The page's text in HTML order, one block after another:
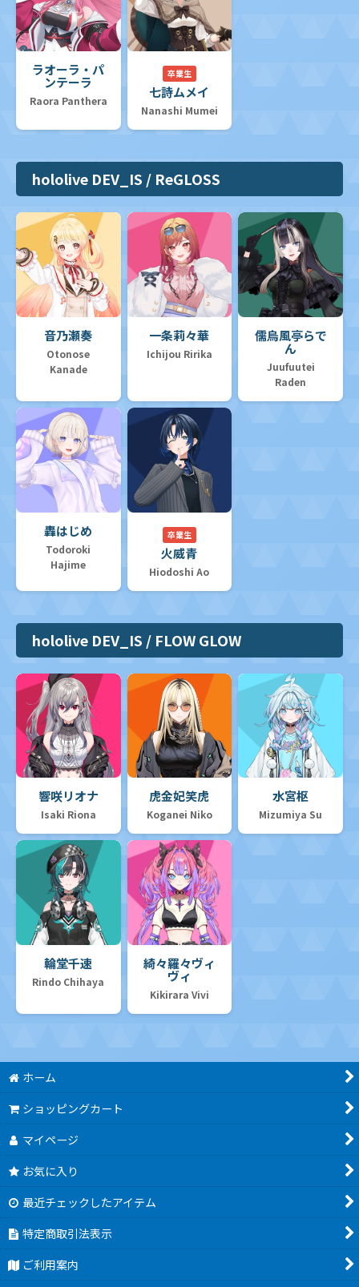
ラオーラ・パ
ンテーラ
Raora Panthera
卒業生
七詩ムメイ
Nanashi Mumei
hololive DEV_IS / ReGLOSS
音乃瀬奏
Otonose
Kanade
一条莉々華
Ichijou Ririka
儒烏風亭らで
ん
Juufuutei
Raden
轟はじめ
Todoroki
Hajime
卒業生
火威青
Hiodoshi Ao
hololive DEV_IS / FLOW GLOW
響咲リオナ
Isaki Riona
虎金妃笑虎
Koganei Niko
水宮枢
Mizumiya Su
輪堂千速
Rindo Chihaya
綺々羅々ヴィ
ヴィ
Kikirara Vivi
ホーム
ショッピングカート
マイページ
お気に入り
最近チェックしたアイテム
特定商取引法表示
ご利用案内